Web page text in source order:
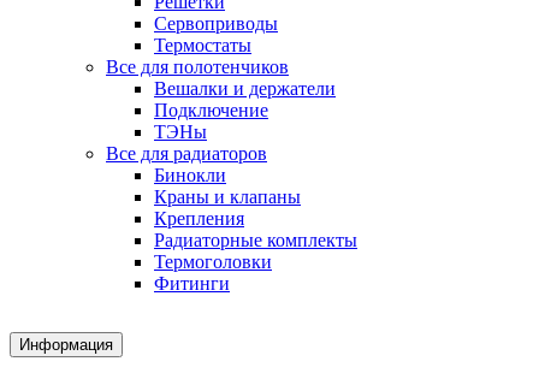
Сервоприводы
Термостаты
Все для полотенчиков
Вешалки и держатели
Подключение
ТЭНы
Все для радиаторов
Бинокли
Краны и клапаны
Крепления
Радиаторные комплекты
Термоголовки
Фитинги
Информация